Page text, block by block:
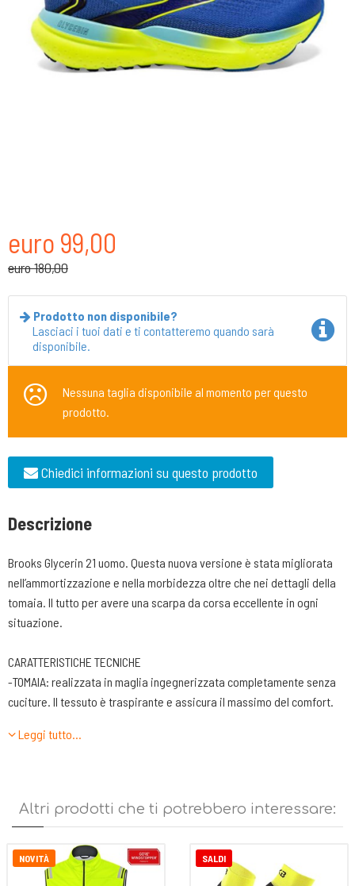
euro 99,00
euro 180,00
Prodotto non disponibile?
Lasciaci i tuoi dati e ti contatteremo quando sarà
disponibile.
Nessuna taglia disponibile al momento per questo
prodotto.
Chiedici informazioni su questo prodotto
Descrizione
Brooks Glycerin 21 uomo. Questa nuova versione è stata migliorata
nell’ammortizzazione e nella morbidezza oltre che nei dettagli della
tomaia. Il tutto per avere una scarpa da corsa eccellente in ogni
situazione.
CARATTERISTICHE TECNICHE
-TOMAIA: realizzata in maglia ingegnerizzata completamente senza
cuciture. Il tessuto è traspirante e assicura il massimo del comfort.
termoplastici. Il materiale della tomaia è realizzato con il 59, 7% di
leggera imbottitura per aumentare il comfort.
-TALLONE. Realizzato con una conchiglia contenitiva per il tendine e
l’attaccatura del tendine stesso.
-INTERSUOLA. Glycerin 21 ha l’intersuola in DNALOFT V3. In questa
Leggi tutto…
Altri prodotti che ti potrebbero interessare:
NOVITÀ SALDI